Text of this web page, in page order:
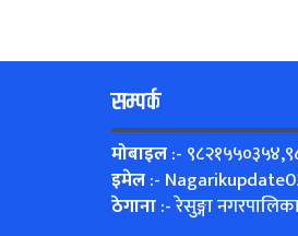
सम्पर्क
मोबाइल:-
इमेल:-
ठेगाना:- रेसुङ्गा